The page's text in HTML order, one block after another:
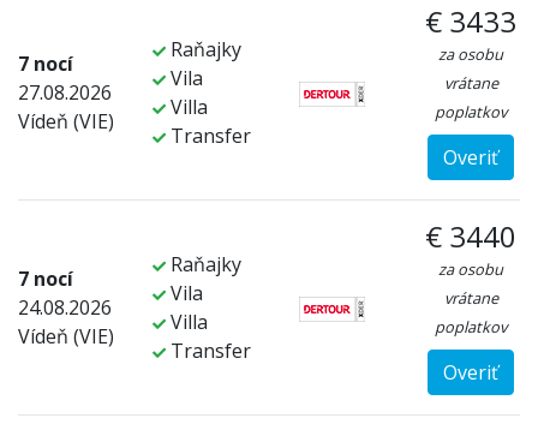
7 nocí
27.08.2026
Vídeň (VIE)
Raňajky
Vila
Villa
Transfer
€ 3433
za osobu
vrátane
poplatkov
Overiť
7 nocí
24.08.2026
Vídeň (VIE)
Raňajky
Vila
Villa
Transfer
€ 3440
za osobu
vrátane
poplatkov
Overiť